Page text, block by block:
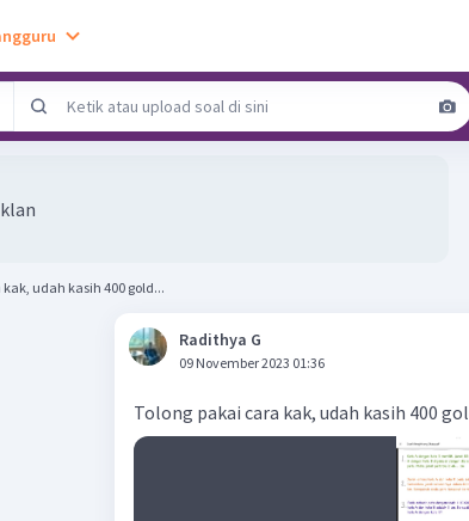
udah kasih 400 gold...
Radithya G
09 November 2023 01:36
Tolong pakai cara kak, udah kasih 400